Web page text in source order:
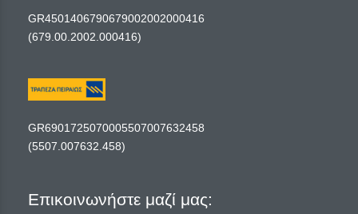
GR4501406790679002002000416
(679.00.2002.000416)
GR6901725070005507007632458
(5507.007632.458)
Επικοινωνήστε μαζί μας: